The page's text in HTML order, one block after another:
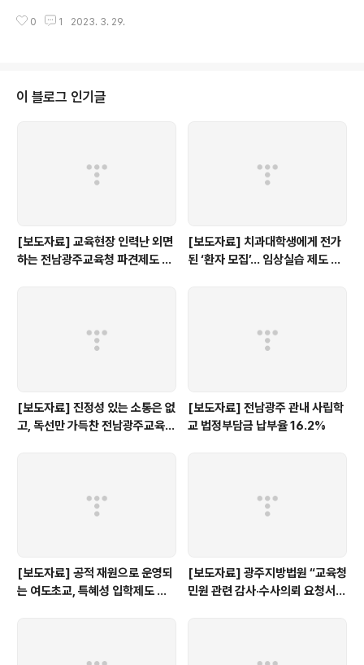
0 1 2023. 3. 29.
이 블로그 인기글
[보도자료] 교육현장 인력난 외면
하는 전남광주교육청 파견제도 재
[보도자료] 치과대학생에게 전가
된 ‘환자 모집’… 임상실습 제도 개
[보도자료] 진정성 있는 소통은 없
고, 독선만 가득찬 전남광주교육감
[보도자료] 전남광주 관내 사립학
교 법정부담금 납부율 16.2%
[보도자료] 공적 재원으로 운영되
는 여도초교, 특혜성 입학제도 즉
[보도자료] 광주지방법원 “교육청
민원 관련 감사·수사의뢰 요청서,